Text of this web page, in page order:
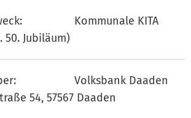
Kommunale KITA
Jubiläum)
Volksbank Daaden
54, 57567 Daaden